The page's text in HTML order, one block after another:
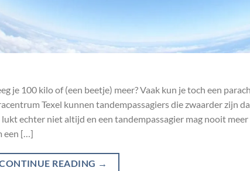
je 100 kilo of (een beetje) meer? Vaak kun je toch een
Texel kunnen tandempassagiers die zwaarder zijn
echter niet altijd en een tandempassagier mag nooit
een […]
READING →